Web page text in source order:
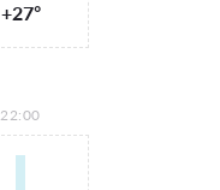
+27°
22:00